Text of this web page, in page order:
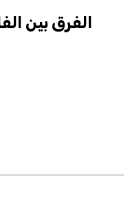
الفرق بين